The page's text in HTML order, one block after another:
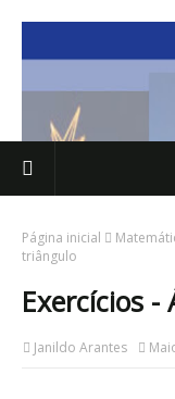
Página inicial
triângulo
Exercícios
Janildo Arantes